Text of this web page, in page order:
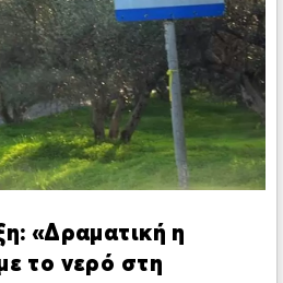
«Δραματική η
το νερό στη